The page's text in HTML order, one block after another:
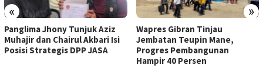
« »
Panglima Jhony Tunjuk Aziz
Muhajir dan Chairul Akbari Isi
Posisi Strategis DPP JASA
Wapres Gibran Tinjau
Jembatan Teupin Mane,
Progres Pembangunan
Hampir 40 Persen